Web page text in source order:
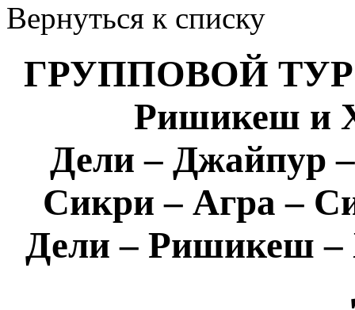
Вернуться к списку
ГРУППОВОЙ ТУР
Ришикеш и
Дели – Джайпур
Сикри – Агра –
Дели – Ришикеш